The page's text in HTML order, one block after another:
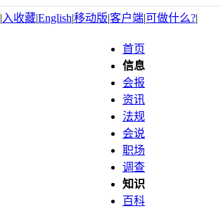
| 入收藏|English|移动版|客户端|可做什么?|
首页
信息
会报
资讯
法规
会说
职场
调查
知识
百科